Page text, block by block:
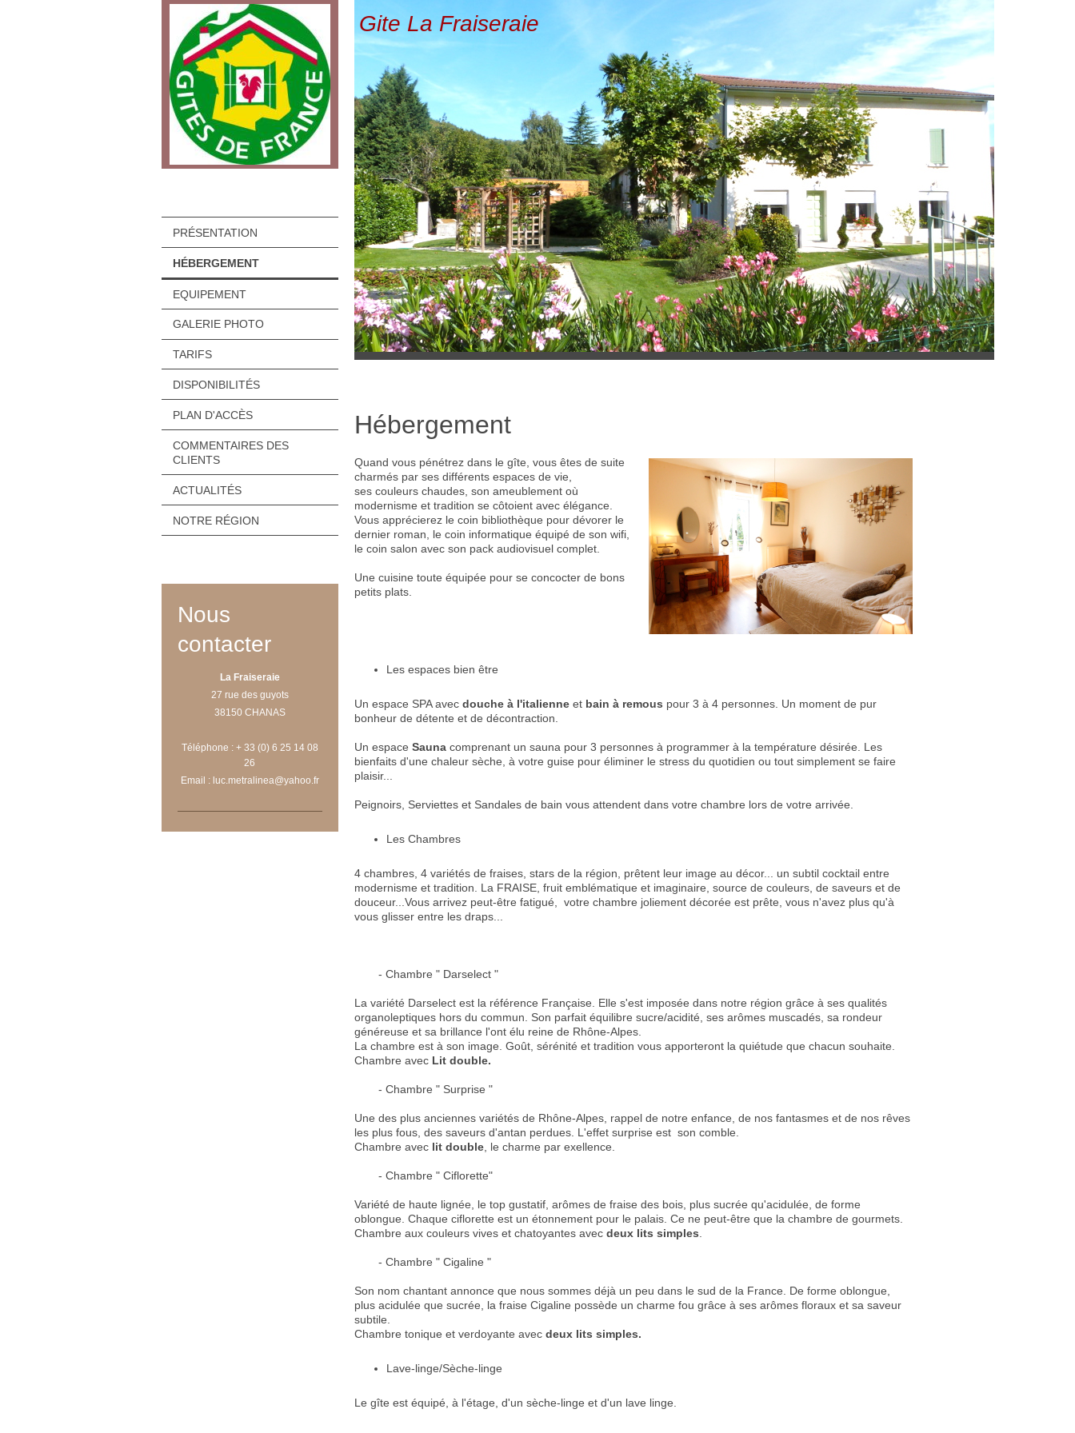
PRÉSENTATION
HÉBERGEMENT
EQUIPEMENT
GALERIE PHOTO
TARIFS
DISPONIBILITÉS
PLAN D'ACCÈS
COMMENTAIRES DES
CLIENTS
ACTUALITÉS
NOTRE RÉGION
Nous
contacter
La Fraiseraie
27 rue des guyots
38150 CHANAS
Téléphone : + 33 (0) 6 25 14 08
26
Email : luc.metralinea@yahoo.fr
Gite La Fraiseraie
Hébergement
Quand vous pénétrez dans le gîte, vous êtes de suite
charmés par ses différents espaces de vie,
ses couleurs chaudes, son ameublement où
modernisme et tradition se côtoient avec élégance.
Vous apprécierez le coin bibliothèque pour dévorer le
dernier roman, le coin informatique équipé de son wifi,
le coin salon avec son pack audiovisuel complet.
Une cuisine toute équipée pour se concocter de bons
petits plats.
Les espaces bien être
Un espace SPA avec douche à l'italienneet bain à remous pour 3 à 4 personnes. Un moment de pur
bonheur de détente et de décontraction.
Un espace Saunacomprenant un sauna pour 3 personnes à programmer à la température désirée. Les
bienfaits d'une chaleur sèche, à votre guise pour éliminer le stress du quotidien ou tout simplement se faire
plaisir...
Peignoirs, Serviettes et Sandales de bain vous attendent dans votre chambre lors de votre arrivée.
Les Chambres
4 chambres, 4 variétés de fraises, stars de la région, prêtent leur image au décor... un subtil cocktail entre
modernisme et tradition. La FRAISE, fruit emblématique et imaginaire, source de couleurs, de saveurs et de
douceur...Vous arrivez peut-être fatigué, votre chambre joliement décorée est prête, vous n'avez plus qu'à
vous glisser entre les draps...
- Chambre " Darselect "
La variété Darselect est la référence Française. Elle s'est imposée dans notre région grâce à ses qualités
organoleptiques hors du commun. Son parfait équilibre sucre/acidité, ses arômes muscadés, sa rondeur
généreuse et sa brillance l'ont élu reine de Rhône-Alpes.
La chambre est à son image. Goût, sérénité et tradition vous apporteront la quiétude que chacun souhaite.
Chambre avec Lit double.
- Chambre " Surprise "
Une des plus anciennes variétés de Rhône-Alpes, rappel de notre enfance, de nos fantasmes et de nos rêves
les plus fous, des saveurs d'antan perdues. L'effet surprise est son comble.
Chambre avec lit double, le charme par exellence.
- Chambre " Ciflorette"
Variété de haute lignée, le top gustatif, arômes de fraise des bois, plus sucrée qu'acidulée, de forme
oblongue. Chaque ciflorette est un étonnement pour le palais. Ce ne peut-être que la chambre de gourmets.
Chambre aux couleurs vives et chatoyantes avec deux lits simples
- Chambre " Cigaline "
Son nom chantant annonce que nous sommes déjà un peu dans le sud de la France. De forme oblongue,
plus acidulée que sucrée, la fraise Cigaline possède un charme fou grâce à ses arômes floraux et sa saveur
subtile.
Chambre tonique et verdoyante avec deux lits simples.
Lave-linge/Sèche-linge
Le gîte est équipé, à l'étage, d'un sèche-linge et d'un lave linge.